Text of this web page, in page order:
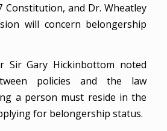
Constitution, and Dr. Wheatley
will concern belongership
Sir Gary Hickinbottom noted
policies and the law
a person must reside in the
for belongership status.